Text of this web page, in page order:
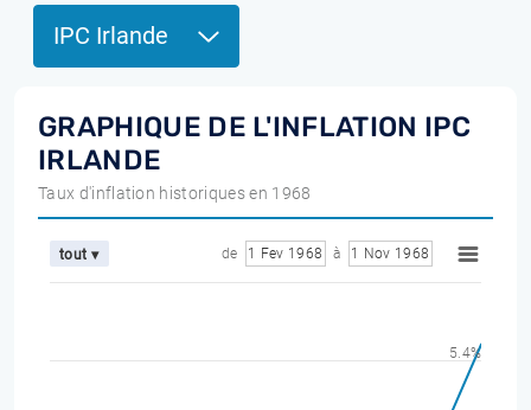
IPC Irlande
GRAPHIQUE DE L'INFLATION IPC
IRLANDE
Taux d'inflation historiques en 1968
tout ▾ de 1 Fev 1968 à 1 Nov 1968
5.4%